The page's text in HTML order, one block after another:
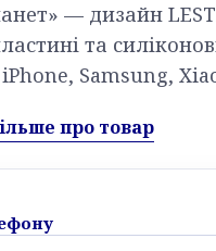
— дизайн
та
Samsung,
про товар